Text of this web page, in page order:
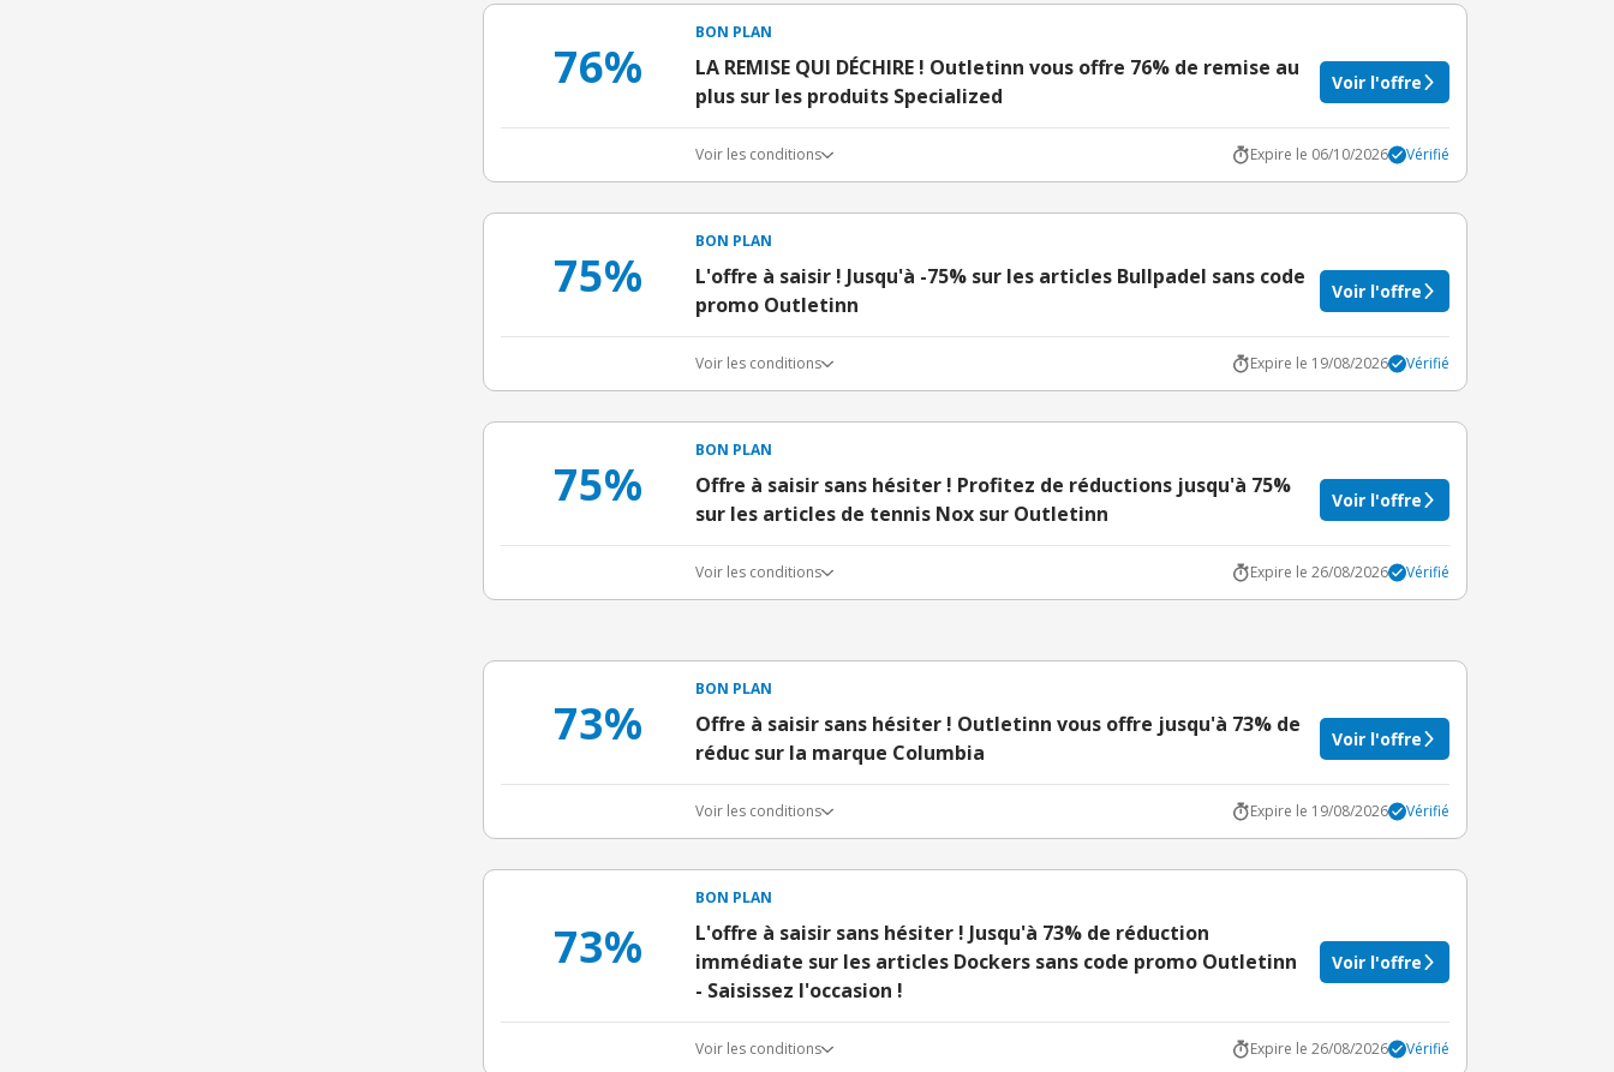
76%
BON PLAN
LA REMISE QUI DÉCHIRE ! Outletinn vous offre 76% de remise au
plus sur les produits Specialized
Voir l'offre
Voir les conditions Expire le 06/10/2026 Vérifié
75%
BON PLAN
L'offre à saisir ! Jusqu'à -75% sur les articles Bullpadel sans code
promo Outletinn
Voir l'offre
Voir les conditions Expire le 19/08/2026 Vérifié
75%
BON PLAN
Offre à saisir sans hésiter ! Profitez de réductions jusqu'à 75%
sur les articles de tennis Nox sur Outletinn
Voir l'offre
Voir les conditions Expire le 26/08/2026 Vérifié
73%
BON PLAN
Offre à saisir sans hésiter ! Outletinn vous offre jusqu'à 73% de
réduc sur la marque Columbia
Voir l'offre
Voir les conditions Expire le 19/08/2026 Vérifié
73%
BON PLAN
L'offre à saisir sans hésiter ! Jusqu'à 73% de réduction
immédiate sur les articles Dockers sans code promo Outletinn
- Saisissez l'occasion !
Voir l'offre
Voir les conditions Expire le 26/08/2026 Vérifié